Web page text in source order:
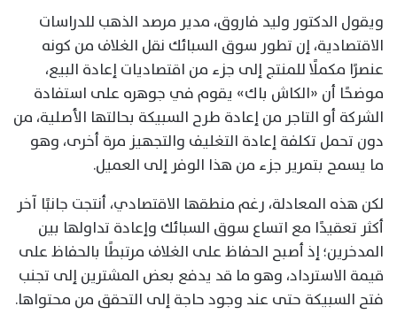
ويقول الدكتور وليد فاروق، مدير مرصد الذهب للدراسات
الاقتصادية، إن تطور سوق السبائك نقل الغلاف من كونه
عنصرًا مكملًا للمنتج إلى جزء من اقتصاديات إعادة البيع،
موضحًا أن «الكاش باك» يقوم في جوهره على استفادة
الشركة أو التاجر من إعادة طرح السبيكة بحالتها الأصلية، من
دون تحمل تكلفة إعادة التغليف والتجهيز مرة أخرى، وهو
ما يسمح بتمرير جزء من هذا الوفر إلى العميل.
لكن هذه المعادلة، رغم منطقها الاقتصادي، أنتجت جانبًا آخر
أكثر تعقيدًا مع اتساع سوق السبائك وإعادة تداولها بين
المدخرين؛ إذ أصبح الحفاظ على الغلاف مرتبطًا بالحفاظ على
قيمة الاسترداد، وهو ما قد يدفع بعض المشترين إلى تجنب
فتح السبيكة حتى عند وجود حاجة إلى التحقق من محتواها.